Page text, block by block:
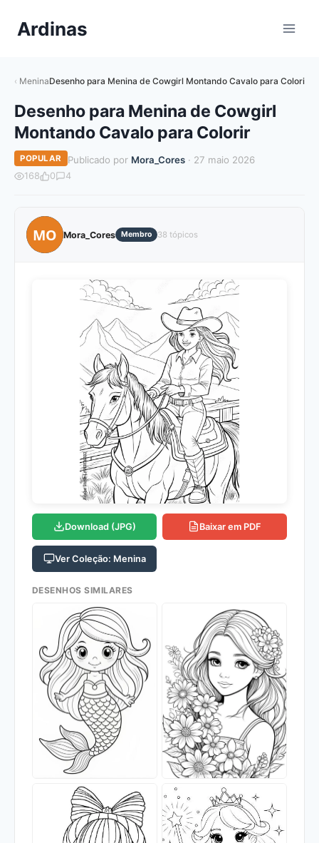
paraArdinas
MeninaDesenho para Menina de Cowgirl Montando Cavalo para Colorir
Desenho para Menina de Cowgirl
Montando Cavalo para Colorir
POPULAR Publicado por Mora_Cores· 27 maio 2026
168 0 4
MO Mora_Cores Membro 38 tópicos
Download (JPG) Baixar em PDF
Ver Coleção: Menina
DESENHOS SIMILARES